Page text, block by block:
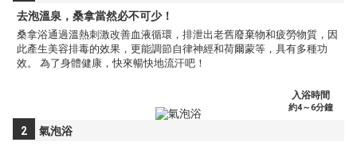
去泡溫泉，桑拿當然必不可少！
桑拿浴通過溫熱刺激改善血液循環，排泄出老舊廢棄物和疲勞物質，因
此產生美容排毒的效果，更能調節自律神經和荷爾蒙等，具有多種功
效。 為了身體健康，快來暢快地流汗吧！
入浴時間
約4～6分鐘
2
氣泡浴